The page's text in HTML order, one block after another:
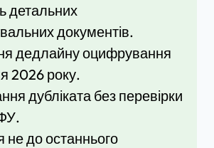
детальних
документів.
дедлайну оцифрування
2026 року.
дубліката без перевірки
не до останнього